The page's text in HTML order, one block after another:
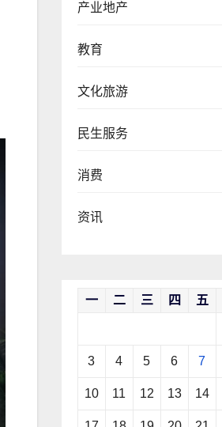
产业地产
教育
文化旅游
民生服务
消费
资讯
一 二 三 四 五
3 4 5 6 7
10 11 12 13 14